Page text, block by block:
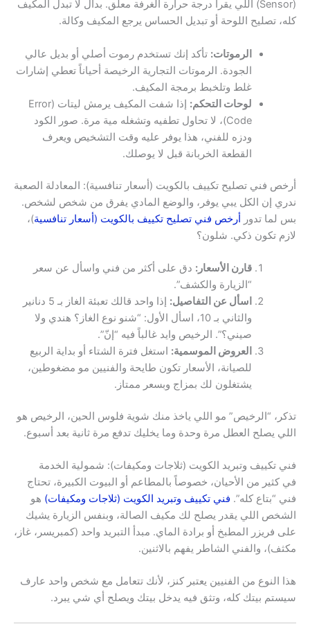
(Sensor) اللي يقرا درجة حرارة الغرفة معلق. بدال لا تبدل المكيف
كله، تصليح اللوحة أو تبديل الحساس يرجع المكيف وكالة.
الرموتات: تأكد إنك تستخدم رموت أصلي أو بديل عالي
الجودة. الرموتات التجارية الرخيصة أحياناً تعطي إشارات
غلط وتلخبط برمجة المكيف.
لوحات التحكم:
إذا شفت المكيف يرمش ليتات (Error
Code)، لا تحاول تطفيه وتشغله مية مرة. صور الكود
ودزه للفني، هذا يوفر عليه وقت التشخيص ويعرف
القطعة الخربانة قبل لا يوصلك.
أرخص فني تصليح تكييف بالكويت (أسعار تنافسية): المعادلة الصعبة
ندري إن الكل يبي يوفر، والوضع المادي يفرق من شخص لشخص.
بس لما تدور أرخص فني تصليح تكييف بالكويت (أسعار تنافسية)،
لازم تكون ذكي. شلون؟
قارن الأسعار: دق على أكثر من فني واسأل عن سعر
“الزيارة والكشف”.
اسأل عن التفاصيل:
إذا واحد قالك تعبئة الغاز بـ 5 دنانير
والثاني بـ 10، اسأل الأول: “شنو نوع الغاز؟ هندي ولا
صيني؟”. الرخيص وايد غالباً فيه “إنّ”.
العروض الموسمية: استغل فترة الشتاء أو بداية الربيع
للصيانة، الأسعار تكون طايحة والفنيين مو مضغوطين،
يشتغلون لك بمزاج وبسعر ممتاز.
تذكر، “الرخيص” مو اللي ياخذ منك شوية فلوس الحين، الرخيص هو
اللي يصلح العطل مرة وحدة وما يخليك تدفع مرة ثانية بعد أسبوع.
فني تكييف وتبريد الكويت (ثلاجات ومكيفات): شمولية الخدمة
في كثير من الأحيان، خصوصاً بالمطاعم أو البيوت الكبيرة، تحتاج
فني “بتاع كله”. فني تكييف وتبريد الكويت (ثلاجات ومكيفات) هو
الشخص اللي يقدر يصلح لك مكيف الصالة، وبنفس الزيارة يشيك
على فريزر المطبخ أو برادة الماي. مبدأ التبريد واحد (كمبريسر، غاز،
مكثف)، والفني الشاطر يفهم بالاثنين.
هذا النوع من الفنيين يعتبر كنز، لأنك تتعامل مع شخص واحد عارف
سيستم بيتك كله، وتثق فيه يدخل بيتك ويصلح أي شي يبرد.